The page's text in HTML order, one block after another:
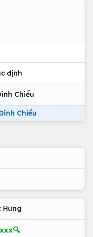
định
Chiểu
Chiểu
Hưng